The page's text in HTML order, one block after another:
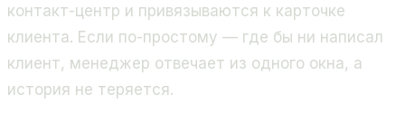
контакт-центр и привязываются к карточке
клиента. Если по-простому — где бы ни написал
клиент, менеджер отвечает из одного окна, а
история не теряется.